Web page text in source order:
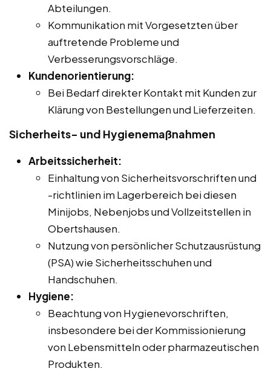
Abteilungen.
Kommunikation mit Vorgesetzten über
auftretende Probleme und
Verbesserungsvorschläge.
Kundenorientierung:
Bei Bedarf direkter Kontakt mit Kunden zur
Klärung von Bestellungen und Lieferzeiten.
Sicherheits- und Hygienemaßnahmen
Arbeitssicherheit:
Einhaltung von Sicherheitsvorschriften und
-richtlinien im Lagerbereich bei diesen
Minijobs, Nebenjobs und Vollzeitstellen in
Obertshausen.
Nutzung von persönlicher Schutzausrüstung
(PSA) wie Sicherheitsschuhen und
Handschuhen.
Hygiene:
Beachtung von Hygienevorschriften,
insbesondere bei der Kommissionierung
von Lebensmitteln oder pharmazeutischen
Produkten.